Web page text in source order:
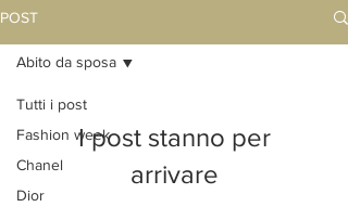
POST
Tutti i post
Fashion week
Chanel
Dior
Abito da sposa
I post stanno per
arrivare